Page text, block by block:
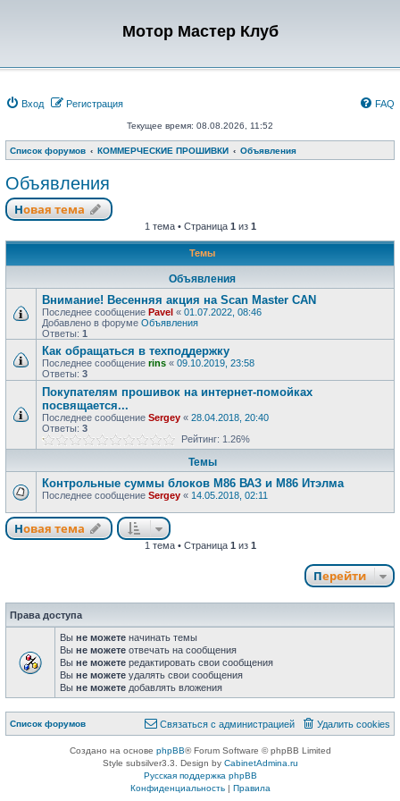
Мотор Мастер Клуб
Вход Регистрация FAQ
Текущее время: 08.08.2026, 11:52
Список форумов КОММЕРЧЕСКИЕ ПРОШИВКИ Объявления
Объявления
Новая тема
1 тема • Страница 1 из 1
Темы
Объявления
Внимание! Весенняя акция на Scan Master CAN
Последнее сообщение Pavel « 01.07.2022, 08:46
Добавлено в форуме Объявления
Ответы: 1
Как обращаться в техподдержку
Последнее сообщение rins « 09.10.2019, 23:58
Ответы: 3
Покупателям прошивок на интернет-помойках
посвящается...
Последнее сообщение Sergey « 28.04.2018, 20:40
Ответы: 3
Рейтинг: 1.26%
Темы
Контрольные суммы блоков М86 ВАЗ и М86 Итэлма
Последнее сообщение Sergey « 14.05.2018, 02:11
Новая тема
1 тема • Страница 1 из 1
Перейти
Права доступа
Вы не можете начинать темы
Вы не можете отвечать на сообщения
Вы не можете редактировать свои сообщения
Вы не можете удалять свои сообщения
Вы не можете добавлять вложения
Список форумов Удалить cookies
Связаться с администрацией
Создано на основе phpBB® Forum Software © phpBB Limited
Style subsilver3.3. Design by CabinetAdmina.ru
Русская поддержка phpBB
Конфиденциальность| Правила